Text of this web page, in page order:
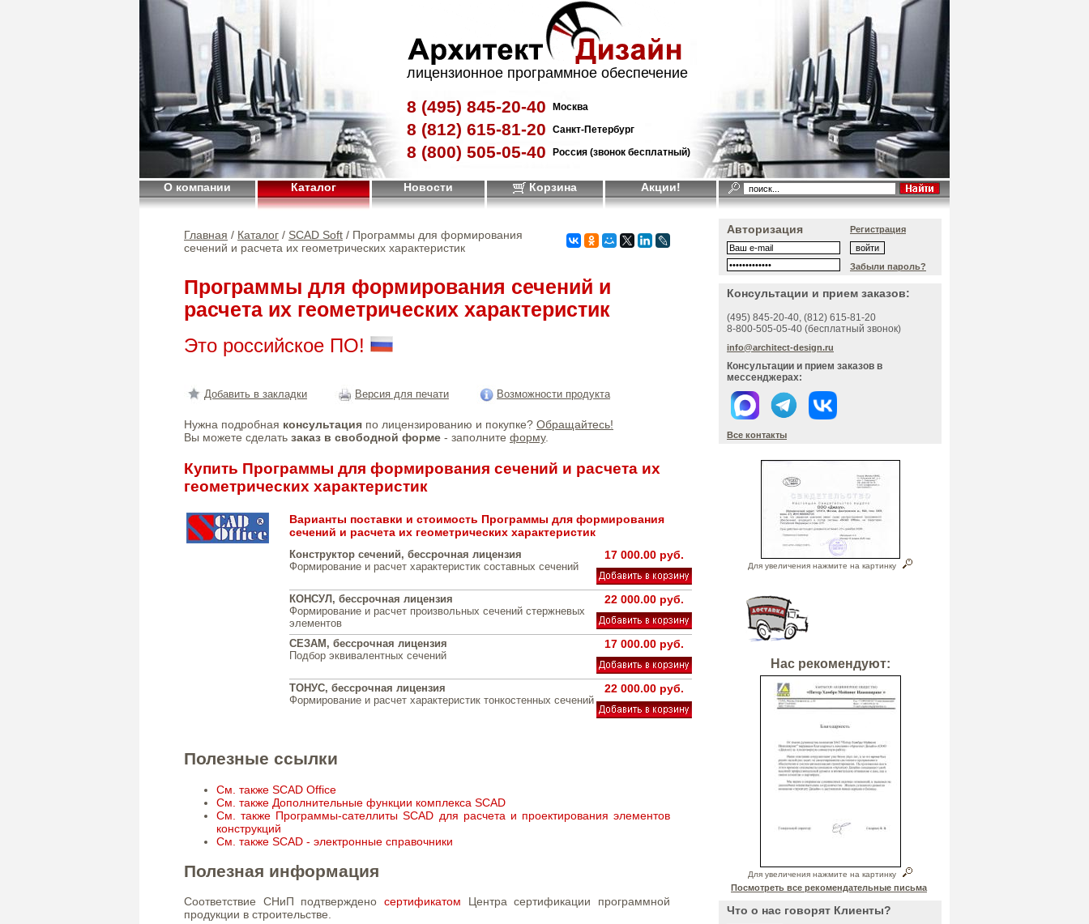
лицензионное программное обеспечение
8 (495) 845-20-40 Москва
8 (812) 615-81-20 Санкт-Петербург
8 (800) 505-05-40 Россия (звонок бесплатный)
О компании Каталог Новости Корзина Акции!
Главная / Каталог / SCAD Soft / Программы для формирования
сечений и расчета их геометрических характеристик
Программы для формирования сечений и
расчета их геометрических характеристик
Это российское ПО!
Добавить в закладки Версия для печати Возможности продукта
Нужна подробная консультация по лицензированию и покупке? Обращайтесь!
Вы можете сделать заказ в свободной форме - заполните форму.
Купить Программы для формирования сечений и расчета их
геометрических характеристик
Варианты поставки и стоимость Программы для формирования
сечений и расчета их геометрических характеристик
Конструктор сечений, бессрочная лицензия
Формирование и расчет характеристик составных сечений
17 000.00 руб.
КОНСУЛ, бессрочная лицензия
Формирование и расчет произвольных сечений стержневых
элементов
22 000.00 руб.
СЕЗАМ, бессрочная лицензия
Подбор эквивалентных сечений
17 000.00 руб.
ТОНУС, бессрочная лицензия
Формирование и расчет характеристик тонкостенных сечений
22 000.00 руб.
Полезные ссылки
См. также SCAD Office
См. также Дополнительные функции комплекса SCAD
См. также Программы-сателлиты SCAD для расчета и проектирования элементов
конструкций
См. также SCAD - электронные справочники
Полезная информация
Соответствие СНиП подтверждено сертификатом Центра сертификации программной
продукции в строительстве.
Авторизация Регистрация
Забыли пароль?
Консультации и прием заказов:
(495) 845-20-40, (812) 615-81-20
8-800-505-05-40 (бесплатный звонок)
info@architect-design.ru
Консультации и прием заказов в
мессенджерах:
Все контакты
Для увеличения нажмите на картинку
Нас рекомендуют:
Для увеличения нажмите на картинку
Посмотреть все рекомендательные письма
Что о нас говорят Клиенты?